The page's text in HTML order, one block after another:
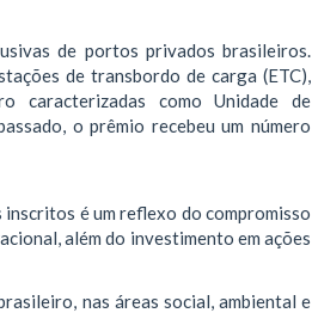
de portos privados brasileiros.
de transbordo de carga (ETC),
caracterizadas como Unidade de
o prêmio recebeu um número
é um reflexo do compromisso
além do investimento em ações
nas áreas social, ambiental e